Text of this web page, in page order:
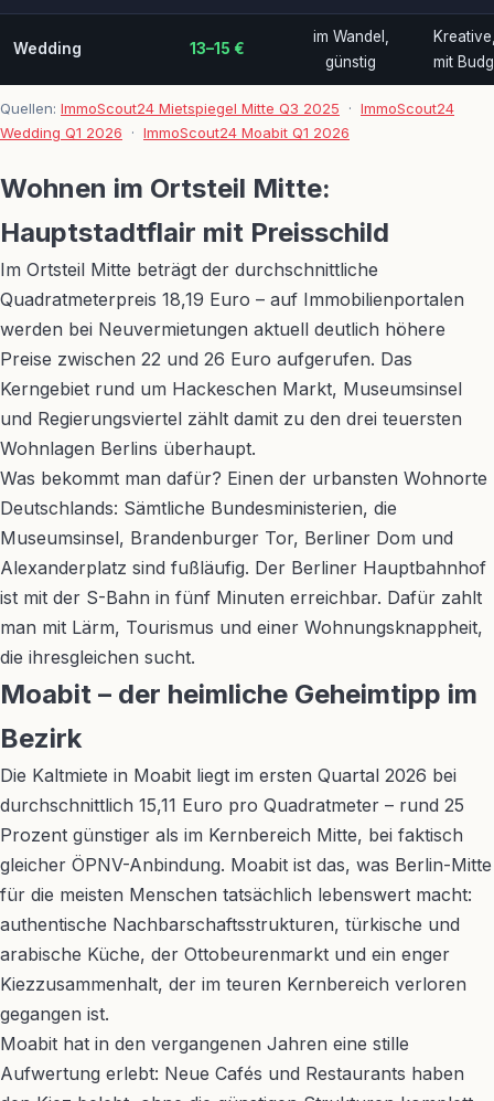
Wedding 13–15 €
im Wandel,
günstig
mit
Quellen: ImmoScout24 Mietspiegel Mitte Q3 2025 · ImmoScout24
Wedding Q1 2026 · ImmoScout24 Moabit Q1 2026
Wohnen im Ortsteil Mitte:
Hauptstadtflair mit Preisschild
Im Ortsteil Mitte beträgt der durchschnittliche
Quadratmeterpreis 18,19 Euro – auf Immobilienportalen
werden bei Neuvermietungen aktuell deutlich höhere
Preise zwischen 22 und 26 Euro aufgerufen. Das
Kerngebiet rund um Hackeschen Markt, Museumsinsel
und Regierungsviertel zählt damit zu den drei teuersten
Wohnlagen Berlins überhaupt.
Was bekommt man dafür? Einen der urbansten Wohnorte
Deutschlands: Sämtliche Bundesministerien, die
Museumsinsel, Brandenburger Tor, Berliner Dom und
Alexanderplatz sind fußläufig. Der Berliner Hauptbahnhof
ist mit der S-Bahn in fünf Minuten erreichbar. Dafür zahlt
man mit Lärm, Tourismus und einer Wohnungsknappheit,
die ihresgleichen sucht.
Moabit – der heimliche Geheimtipp im
Bezirk
Die Kaltmiete in Moabit liegt im ersten Quartal 2026 bei
durchschnittlich 15,11 Euro pro Quadratmeter – rund 25
Prozent günstiger als im Kernbereich Mitte, bei faktisch
gleicher ÖPNV-Anbindung. Moabit ist das, was Berlin-Mitte
für die meisten Menschen tatsächlich lebenswert macht:
authentische Nachbarschaftsstrukturen, türkische und
arabische Küche, der Ottobeurenmarkt und ein enger
Kiezzusammenhalt, der im teuren Kernbereich verloren
gegangen ist.
Moabit hat in den vergangenen Jahren eine stille
Aufwertung erlebt: Neue Cafés und Restaurants haben